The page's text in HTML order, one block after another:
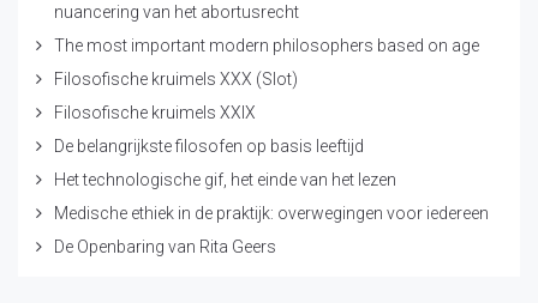
nuancering van het abortusrecht
The most important modern philosophers based on age
Filosofische kruimels XXX (Slot)
Filosofische kruimels XXIX
De belangrijkste filosofen op basis leeftijd
Het technologische gif, het einde van het lezen
Medische ethiek in de praktijk: overwegingen voor iedereen
De Openbaring van Rita Geers